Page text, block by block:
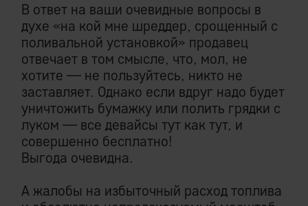
В ответ на ваши очевидные вопросы в
духе «на кой мне шреддер, срощенный с
поливальной установкой» продавец
отвечает в том смысле, что, мол, не
хотите — не пользуйтесь, никто не
заставляет. Однако если вдруг надо будет
уничтожить бумажку или полить грядки с
луком — все девайсы тут как тут, и
совершенно бесплатно!
​Выгода очевидна.
А жалобы на избыточный расход топлива